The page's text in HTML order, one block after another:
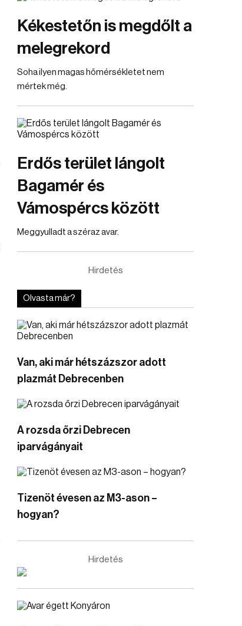
Kékestetőn is megdőlt a
melegrekord
Soha ilyen magas hőmérsékletet nem
mértek még.
Erdős terület lángolt
Bagamér és
Vámospércs között
Meggyulladt a széraz avar.
Hirdetés
Olvasta már?
Van, aki már hétszázszor adott
plazmát Debrecenben
A rozsda őrzi Debrecen
iparvágányait
Tizenöt évesen az M3-ason –
hogyan?
Hirdetés